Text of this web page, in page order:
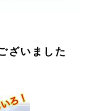
ざいました